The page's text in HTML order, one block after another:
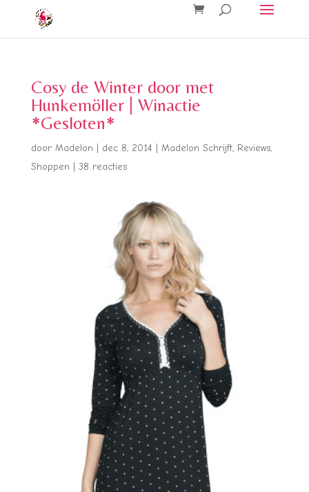
Cosy de Winter door met
Hunkemöller | Winactie
*Gesloten*
door Madelon dec 8, 2014 Madelon Schrijft, Reviews,
Shoppen
38 reacties